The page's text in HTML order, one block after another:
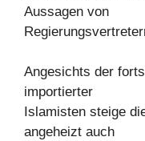
Aussagen von
Angesichts der
importierter
Islamisten steige
angeheizt auch